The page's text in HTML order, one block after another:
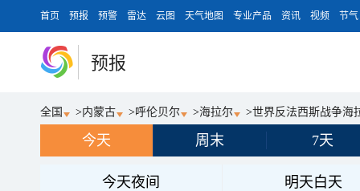
首页 预报 预警 雷达 云图 天气地图 专业产品 资讯 视频 节气
预报
全国 >内蒙古 >呼伦贝尔 >海拉尔 >世界反法西斯战争海
今天 周末 7天
今天夜间 明天白天